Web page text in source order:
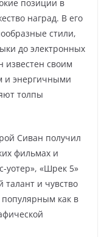
позиции в
наград. В его
стили,
до электронных
известен своим
и энергичными
толпы
Сиван получил
фильмах и
уотер», «Шрек 5»
талант и чувство
как в